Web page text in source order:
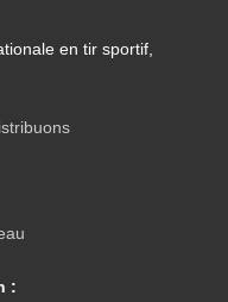
en tir sportif,
: